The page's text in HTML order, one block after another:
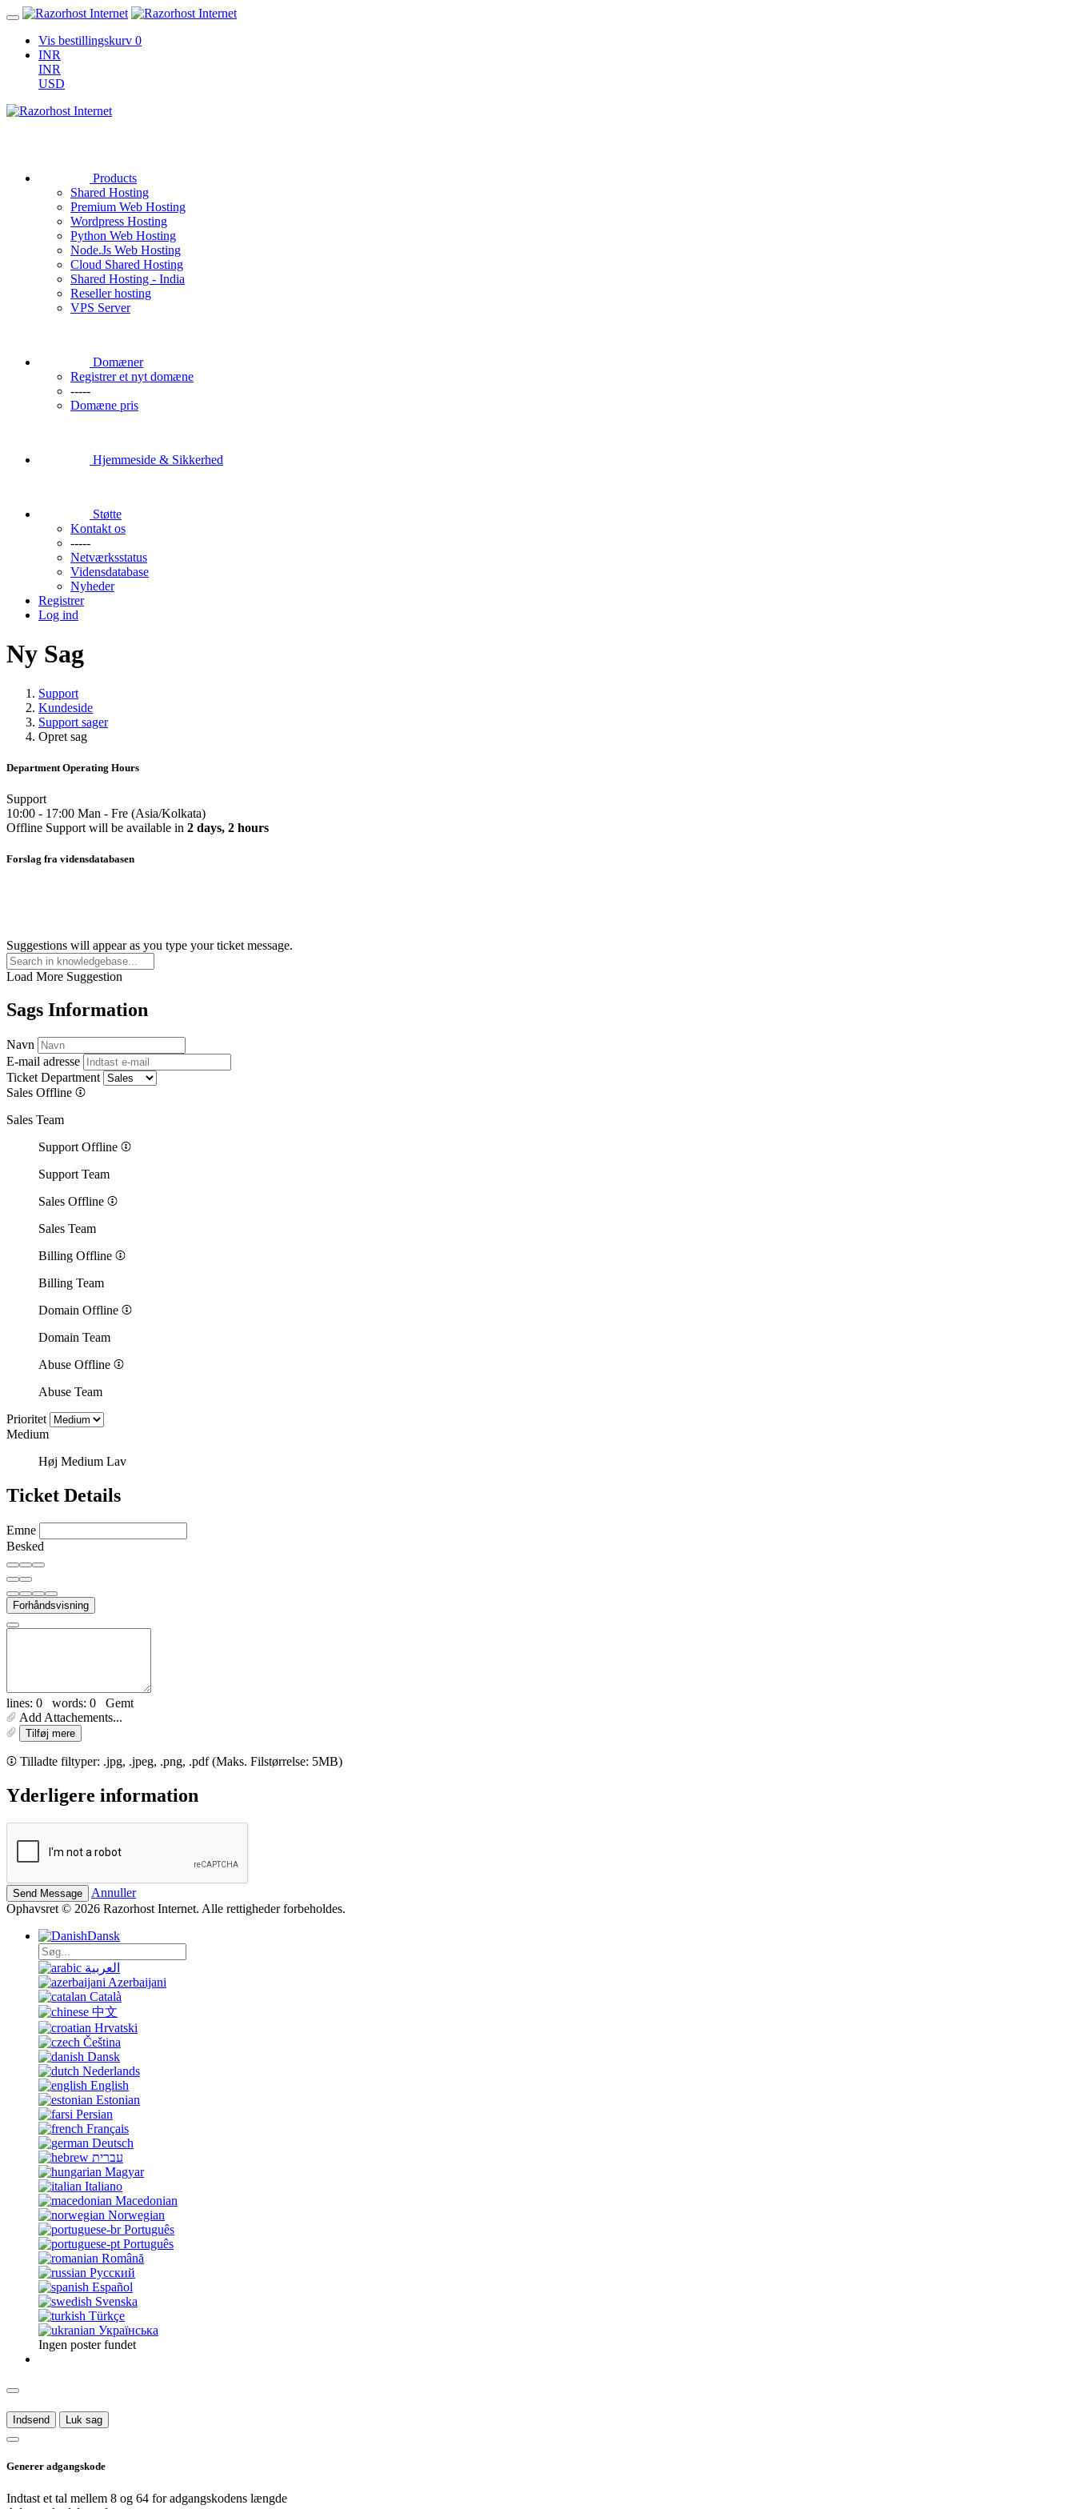
Vis bestillingskurv 0
INR
INR
USD
Products
Shared Hosting
Premium Web Hosting
Wordpress Hosting
Python Web Hosting
Node.Js Web Hosting
Cloud Shared Hosting
Shared Hosting - India
Reseller hosting
VPS Server
Domæner
Registrer et nyt domæne
-----
Domæne pris
Hjemmeside & Sikkerhed
Støtte
Kontakt os
-----
Netværksstatus
Vidensdatabase
Nyheder
Registrer
Log ind
Ny Sag
Support
Kundeside
Support sager
Opret sag
Department Operating Hours
Support
10:00 - 17:00 Man - Fre (Asia/Kolkata)
Offline Support will be available in 2 days, 2 hours
Forslag fra vidensdatabasen
Suggestions will appear as you type your ticket message.
Load More Suggestion
Sags Information
Navn
E-mail adresse
Ticket Department
Sales Offline
Sales Team
Support Offline
Support Team
Sales Offline
Sales Team
Billing Offline
Billing Team
Domain Offline
Domain Team
Abuse Offline
Abuse Team
Prioritet
Medium
Høj Medium Lav
Ticket Details
Emne
Besked
Forhåndsvisning
lines: 0 words: 0 Gemt
Add Attachements...
Tilføj mere
Tilladte filtyper: .jpg, .jpeg, .png, .pdf (Maks. Filstørrelse: 5MB)
Yderligere information
Annuller
Ophavsret © 2026 Razorhost Internet. Alle rettigheder forbeholdes.
Dansk
العربية
Azerbaijani
Català
中文
Hrvatski
Čeština
Dansk
Nederlands
English
Estonian
Persian
Français
Deutsch
עברית
Magyar
Italiano
Macedonian
Norwegian
Português
Português
Română
Русский
Español
Svenska
Türkçe
Українська
Ingen poster fundet
Indsend Luk sag
Generer adgangskode
Indtast et tal mellem 8 og 64 for adgangskodens længde